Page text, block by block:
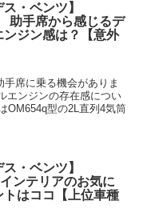
ス・ベンツ】
手席から感じるデ
ンジン感は？【意外
席に乗る機会がありま
ンジンの存在感につい
型の2L直列4気筒
ス・ベンツ】
ンテリアのお気に
トはココ【上位車種